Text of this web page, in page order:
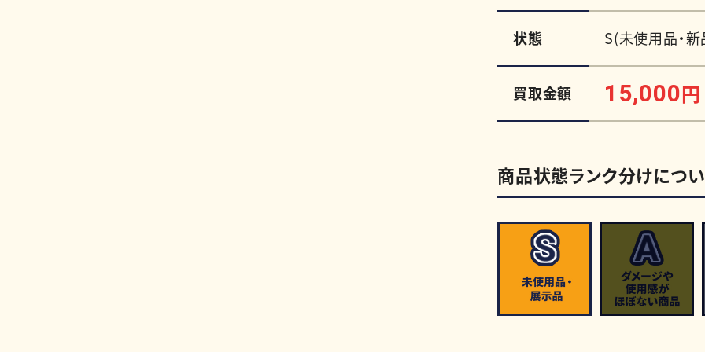
状態 S(未使用品・
買取金額 15,000円
商品状態ランク分けにつ